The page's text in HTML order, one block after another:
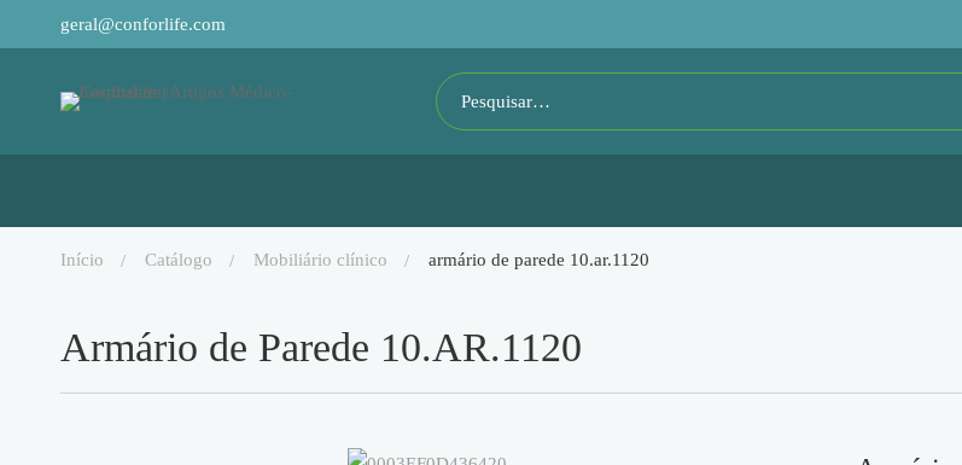
geral@conforlife.com
início catálogo mobiliário clínico armário de parede 10.ar.1120
Armário de Parede 10.AR.1120